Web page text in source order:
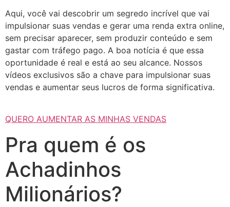
Aqui, você vai descobrir um segredo incrível que vai
impulsionar suas vendas e gerar uma renda extra online,
sem precisar aparecer, sem produzir conteúdo e sem
gastar com tráfego pago. A boa notícia é que essa
oportunidade é real e está ao seu alcance. Nossos
vídeos exclusivos são a chave para impulsionar suas
vendas e aumentar seus lucros de forma significativa.
QUERO AUMENTAR AS MINHAS VENDAS
Pra quem é os
Achadinhos
Milionários?